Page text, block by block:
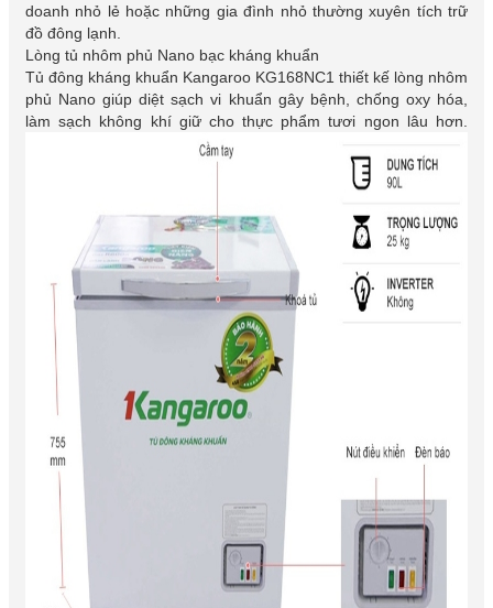
doanh nhỏ lẻ hoặc những gia đình nhỏ thường xuyên tích trữ
đồ đông lạnh.
Lòng tủ nhôm phủ Nano bạc kháng khuẩn
Tủ đông kháng khuẩn Kangaroo KG168NC1 thiết kế lòng nhôm
phủ Nano giúp diệt sạch vi khuẩn gây bệnh, chống oxy hóa,
làm sạch không khí giữ cho thực phẩm tươi ngon lâu hơn.